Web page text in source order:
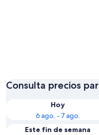
Papeete
Consulta precios
Hoy
6 ago. - 7 ago.
Este fin de semana